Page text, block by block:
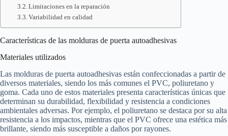
Limitaciones en la reparación
Variabilidad en calidad
Características de las molduras de puerta autoadhesivas
Materiales utilizados
Las molduras de puerta autoadhesivas están confeccionadas a partir de
diversos materiales, siendo los más comunes el PVC, poliuretano y
goma. Cada uno de estos materiales presenta características únicas que
determinan su durabilidad, flexibilidad y resistencia a condiciones
ambientales adversas. Por ejemplo, el poliuretano se destaca por su alta
resistencia a los impactos, mientras que el PVC ofrece una estética más
brillante, siendo más susceptible a daños por rayones.